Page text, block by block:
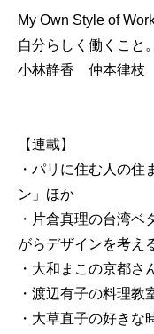
My Own Style of
自分らしく働くこと。
小林静香 仲本律
【連載】
・パリに住む人の
ン」ほか
・片倉真理の台湾
がらデザインを考え
・大和まこの京都さ
・渡辺有子の料理教
・大草直子の好きな